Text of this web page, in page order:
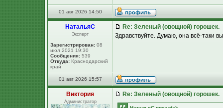
01 авг 2026 14:50
НатальяС
Эксперт
Зарегистрирован: 08
июл 2021 19:30
Сообщения: 539
Откуда: Краснодарский
край
Re: Зеленый (овощной) горошек.
Здравствуйте. Думаю, она всё-таки
01 авг 2026 15:57
Виктория
Администратор
Re: Зеленый (овощной) горошек.